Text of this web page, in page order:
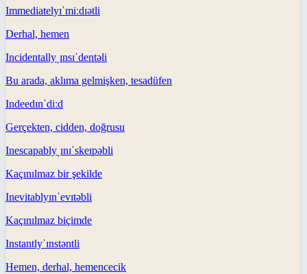
Immediatelyɪˈmiːdɪətli
Derhal, hemen
Incidentally ˌɪnsɪˈdentəli
Bu arada, aklıma gelmişken, tesadüfen
Indeedɪnˈdiːd
Gerçekten, cidden, doğrusu
Inescapably ˌɪnɪˈskeɪpəbli
Kaçınılmaz bir şekilde
Inevitablyɪnˈevɪtəbli
Kaçınılmaz biçimde
Instantlyˈɪnstəntli
Hemen, derhal, hemencecik